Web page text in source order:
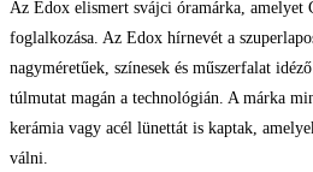
Az Edox elismert svájci óramárka, amelyet
foglalkozása. Az Edox hírnevét a
nagyméretűek, színesek és műszerfalat
túlmutat magán a technológián. A márka
kerámia vagy acél lünettát is kaptak,
válni.